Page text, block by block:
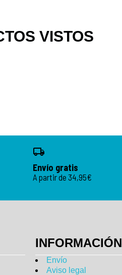
VISTOS
Envío gratis
A partir de 34,95€
INFORMACIÓN
Envío
Aviso legal